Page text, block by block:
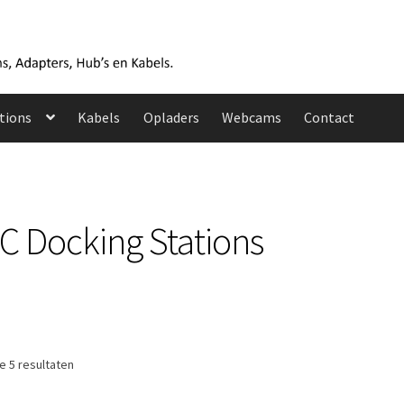
Kabels Opladers Webcams Contact
Docking Stations
5 resultaten